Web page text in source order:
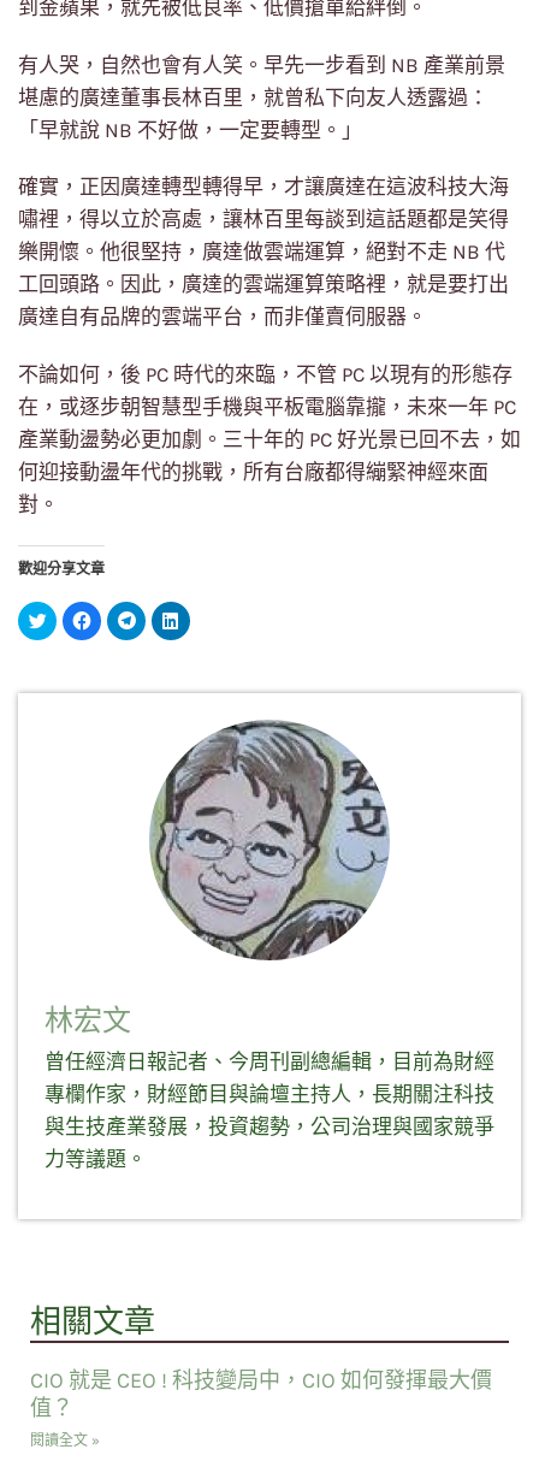
到金蘋果，就先被低良率、低價搶單給絆倒。
有人哭，自然也會有人笑。早先一步看到 NB 產業前景
堪慮的廣達董事長林百里，就曾私下向友人透露過：
「早就說 NB 不好做，一定要轉型。」
確實，正因廣達轉型轉得早，才讓廣達在這波科技大海
嘯裡，得以立於高處，讓林百里每談到這話題都是笑得
樂開懷。他很堅持，廣達做雲端運算，絕對不走 NB 代
工回頭路。因此，廣達的雲端運算策略裡，就是要打出
廣達自有品牌的雲端平台，而非僅賣伺服器。
不論如何，後 PC 時代的來臨，不管 PC 以現有的形態存
在，或逐步朝智慧型手機與平板電腦靠攏，未來一年 PC
產業動盪勢必更加劇。三十年的 PC 好光景已回不去，如
何迎接動盪年代的挑戰，所有台廠都得繃緊神經來面
對。
歡迎分享文章
分
享
視
按
一
享
按
一
享
啟)
分
享
視
啟)
林宏文
曾任經濟日報記者、今周刊副總編輯，目前為財經
專欄作家，財經節目與論壇主持人，長期關注科技
與生技產業發展，投資趨勢，公司治理與國家競爭
力等議題。
相關文章
CIO 就是 CEO ! 科技變局中，CIO 如何發揮最大價
值？
閱讀全文 »